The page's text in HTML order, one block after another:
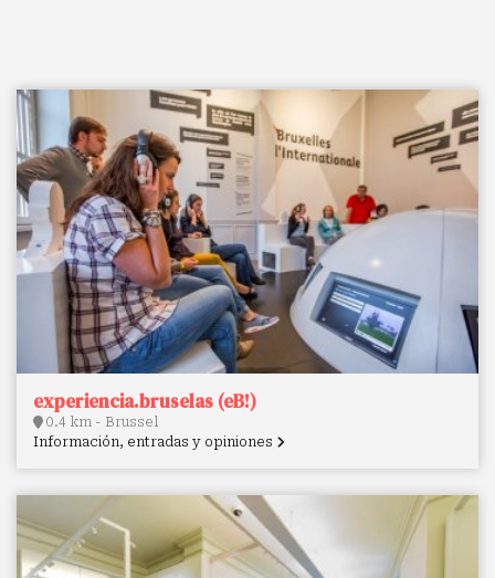
experiencia.bruselas (eB!)
0.4 km - Brussel
Información, entradas y opiniones